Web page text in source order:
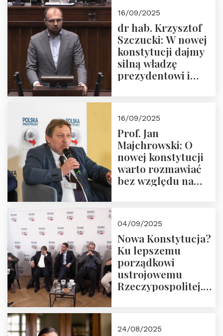
16/09/2025
dr hab. Krzysztof
Szczucki: W nowej
konstytucji dajmy
silną władzę
prezydentowi i
16/09/2025
Prof. Jan
Majchrowski: O
nowej konstytucji
warto rozmawiać
bez względu na
04/09/2025
Nowa Konstytucja?
Ku lepszemu
porządkowi
ustrojowemu
Rzeczypospolitej.
24/08/2025